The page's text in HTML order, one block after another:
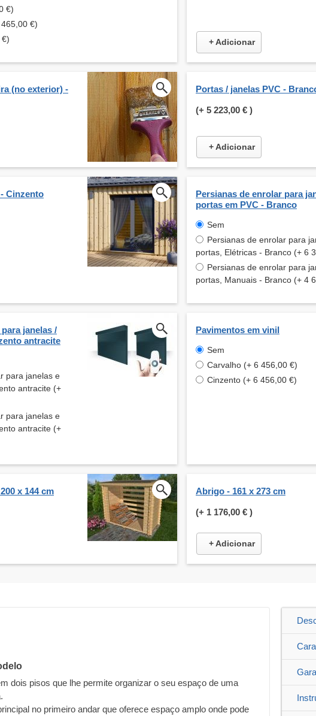
€)
€)
+ Adicionar
(no exterior) -
Portas / janelas PVC -
(+ 5 223,00 € )
+ Adicionar
Cinzento
Persianas de enrolar para
portas em PVC - Branco
Sem
Persianas de enrolar para
portas, Elétricas - Branco (+ 6
Persianas de enrolar para
portas, Manuais - Branco (+ 4
janelas /
antracite
para janelas e
antracite (+
para janelas e
antracite (+
Pavimentos em vinil
Sem
Carvalho (+ 6 456,00 €)
Cinzento (+ 6 456,00 €)
x 144 cm Abrigo - 161 x 273 cm
(+ 1 176,00 € )
+ Adicionar
dois pisos que lhe permite organizar o seu espaço de uma
no primeiro andar que oferece espaço amplo onde pode